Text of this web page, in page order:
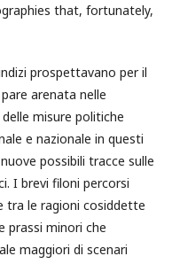
that, fortunately,
prospettavano per il
arenata nelle
misure politiche
e nazionale in questi
possibili tracce sulle
I brevi filoni percorsi
tra le ragioni cosiddette
prassi minori che
maggiori di scenari